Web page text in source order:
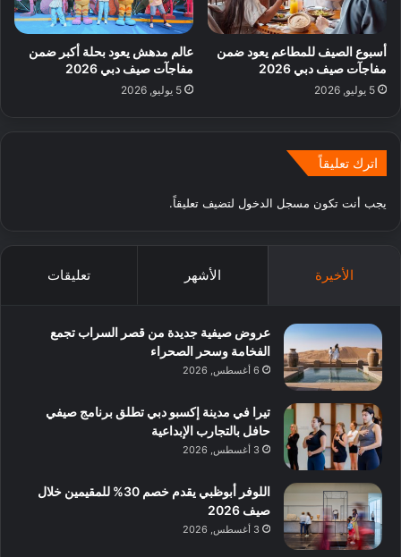
أسبوع الصيف للمطاعم يعود ضمن
مفاجآت صيف دبي 2026
5 يوليو, 2026
عالم مدهش يعود بحلة أكبر ضمن
مفاجآت صيف دبي 2026
5 يوليو, 2026
اترك تعليقاً
يجب أنت تكون مسجل الدخول لتضيف تعليقاً.
الأخيرة الأشهر تعليقات
عروض صيفية جديدة من قصر السراب تجمع
الفخامة وسحر الصحراء
6 أغسطس, 2026
تيرا في مدينة إكسبو دبي تطلق برنامج صيفي
حافل بالتجارب الإبداعية
3 أغسطس, 2026
اللوفر أبوظبي يقدم خصم 30% للمقيمين خلال
صيف 2026
3 أغسطس, 2026